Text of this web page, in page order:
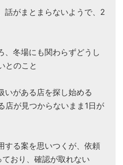
話がまとまらないようで、2
冬場にも関わらずどうし
とのこと
がある店を探し始める
店が見つからないまま1日が
する案を思いつくが、依頼
おり、確認が取れない